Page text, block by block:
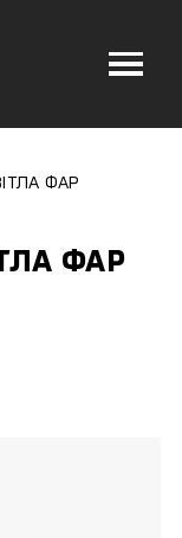
ФАР
ФАР